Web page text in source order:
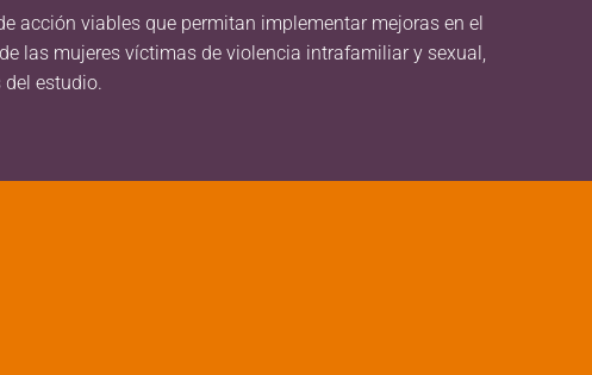
acción viables que permitan implementar mejoras en el
las mujeres víctimas de violencia intrafamiliar y sexual,
estudio.